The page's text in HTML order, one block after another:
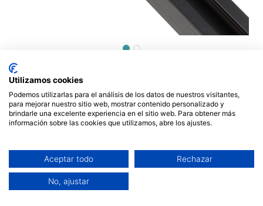
Carril Monofásico Maxpower
2 Metros negro. Mod. LM3204
16,00€
AÑADIR AL CARRITO
Utilizamos cookies
Podemos utilizarlas para el análisis de los datos de nuestros visitantes,
para mejorar nuestro sitio web, mostrar contenido personalizado y
brindarle una excelente experiencia en el sitio web. Para obtener más
información sobre las cookies que utilizamos, abre los ajustes.
Aceptar todo Rechazar
No, ajustar